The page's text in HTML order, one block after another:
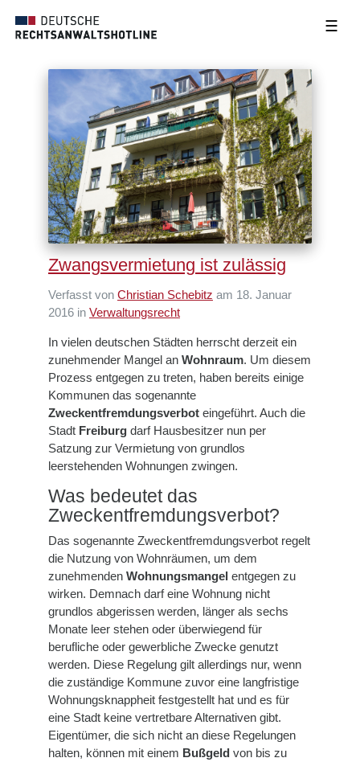
☰
Zwangsvermietung ist zulässig
Verfasst von Christian Schebitz am 18. Januar
2016 in Verwaltungsrecht
In vielen deutschen Städten herrscht derzeit ein
zunehmender Mangel an Wohnraum. Um diesem
Prozess entgegen zu treten, haben bereits einige
Kommunen das sogenannte
Zweckentfremdungsverbot eingeführt. Auch die
Stadt Freiburg darf Hausbesitzer nun per
Satzung zur Vermietung von grundlos
leerstehenden Wohnungen zwingen.
Was bedeutet das
Zweckentfremdungsverbot?
Das sogenannte Zweckentfremdungsverbot regelt
die Nutzung von Wohnräumen, um dem
zunehmenden Wohnungsmangel entgegen zu
wirken. Demnach darf eine Wohnung nicht
grundlos abgerissen werden, länger als sechs
Monate leer stehen oder überwiegend für
berufliche oder gewerbliche Zwecke genutzt
werden. Diese Regelung gilt allerdings nur, wenn
die zuständige Kommune zuvor eine langfristige
Wohnungsknappheit festgestellt hat und es für
eine Stadt keine vertretbare Alternativen gibt.
Eigentümer, die sich nicht an diese Regelungen
halten, können mit einem Bußgeld von bis zu